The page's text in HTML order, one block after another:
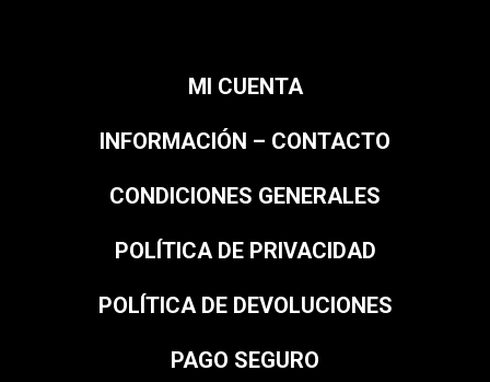
MI CUENTA
INFORMACIÓN – CONTACTO
CONDICIONES GENERALES
POLÍTICA DE PRIVACIDAD
POLÍTICA DE DEVOLUCIONES
PAGO SEGURO